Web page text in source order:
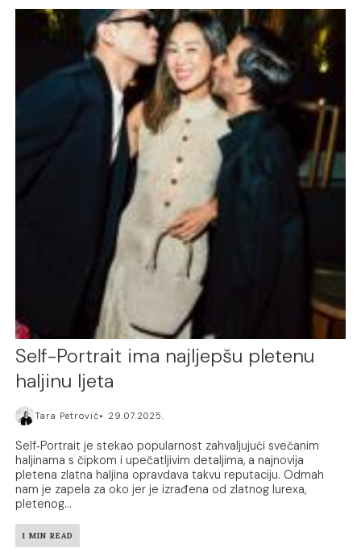
Self-Portrait ima najljepšu pletenu
haljinu ljeta
Tara Petrović 29.07.2025.
Self‑Portrait je stekao popularnost zahvaljujući svečanim
haljinama s čipkom i upečatljivim detaljima, a najnovija
pletena zlatna haljina opravdava takvu reputaciju. Odmah
nam je zapela za oko jer je izrađena od zlatnog lurexa,
pletenog...
1 MIN READ